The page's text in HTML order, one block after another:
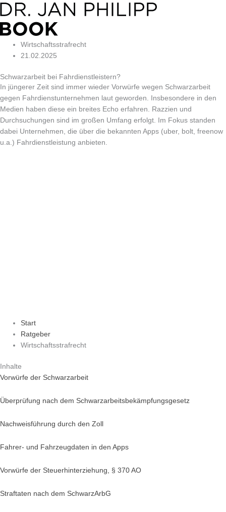
Wirtschaftsstrafrecht
21.02.2025
Schwarzarbeit bei Fahrdienstleistern?
In jüngerer Zeit sind immer wieder Vorwürfe wegen Schwarzarbeit
gegen Fahrdienstunternehmen laut geworden. Insbesondere in den
Medien haben diese ein breites Echo erfahren. Razzien und
Durchsuchungen sind im großen Umfang erfolgt. Im Fokus standen
dabei Unternehmen, die über die bekannten Apps (uber, bolt, freenow
u.a.) Fahrdienstleistung anbieten.
Start
Ratgeber
Wirtschaftsstrafrecht
Inhalte
Vorwürfe der Schwarzarbeit
Überprüfung nach dem Schwarzarbeitsbekämpfungsgesetz
Nachweisführung durch den Zoll
Fahrer- und Fahrzeugdaten in den Apps
Vorwürfe der Steuerhinterziehung, § 370 AO
Straftaten nach dem SchwarzArbG